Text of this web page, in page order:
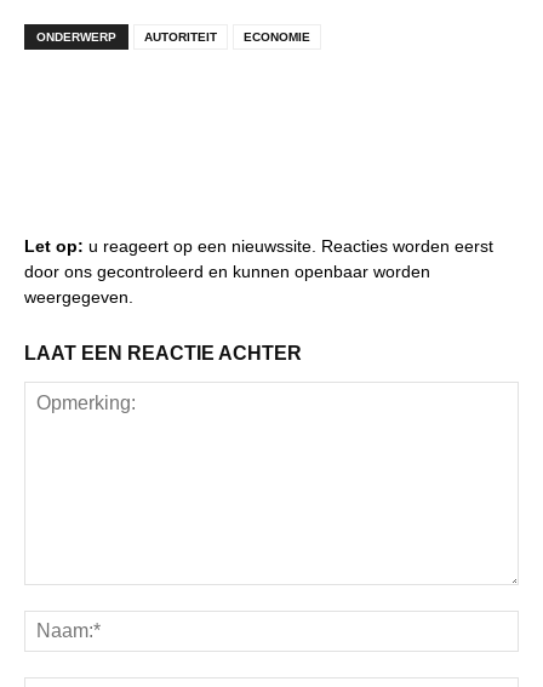
ONDERWERP AUTORITEIT ECONOMIE
Let op: u reageert op een nieuwssite. Reacties worden eerst
door ons gecontroleerd en kunnen openbaar worden
weergegeven.
LAAT EEN REACTIE ACHTER